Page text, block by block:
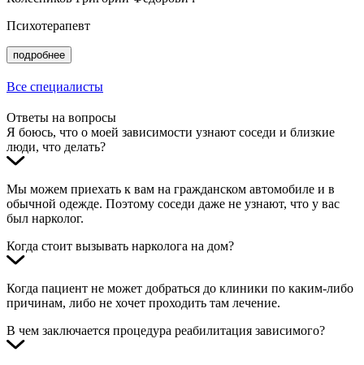
Психотерапевт
подробнее
Все специалисты
Ответы на вопросы
Я боюсь, что о моей зависимости узнают соседи и близкие
люди, что делать?
Мы можем приехать к вам на гражданском автомобиле и в
обычной одежде. Поэтому соседи даже не узнают, что у вас
был нарколог.
Когда стоит вызывать нарколога на дом?
Когда пациент не может добраться до клиники по каким-либо
причинам, либо не хочет проходить там лечение.
В чем заключается процедура реабилитация зависимого?